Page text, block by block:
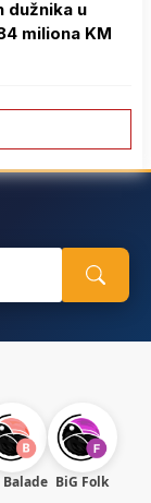
dužnika u
miliona KM
Balade BiG Folk